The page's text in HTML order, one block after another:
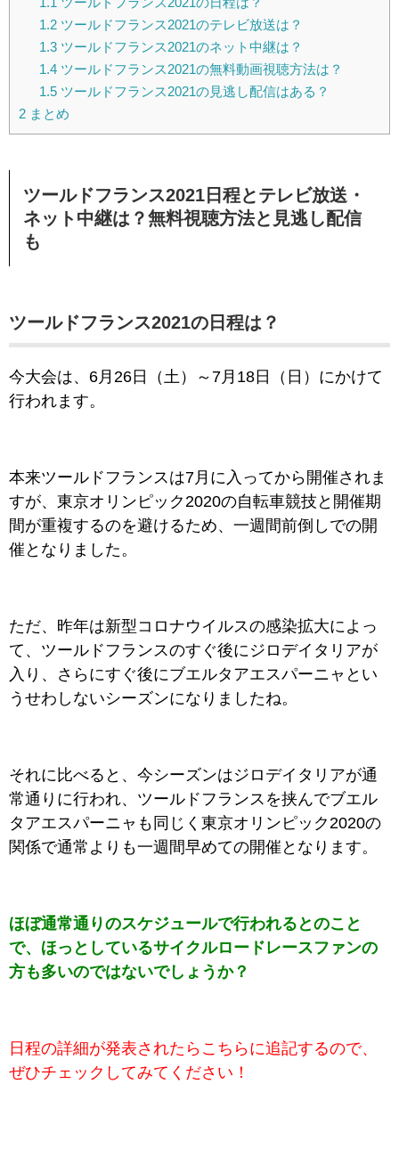
1.2ツールドフランス2021のテレビ放送は？
1.3ツールドフランス2021のネット中継は？
1.4ツールドフランス2021の無料動画視聴方法は？
1.5ツールドフランス2021の見逃し配信はある？
2 まとめ
ツールドフランス2021日程とテレビ放送・
ネット中継は？無料視聴方法と見逃し配信
も
ツールドフランス2021の日程は？
今大会は、6月26日（土）～7月18日（日）にかけて
行われます。
本来ツールドフランスは7月に入ってから開催されま
すが、東京オリンピック2020の自転車競技と開催期
間が重複するのを避けるため、一週間前倒しでの開
催となりました。
ただ、昨年は新型コロナウイルスの感染拡大によっ
て、ツールドフランスのすぐ後にジロデイタリアが
入り、さらにすぐ後にブエルタアエスパーニャとい
うせわしないシーズンになりましたね。
それに比べると、今シーズンはジロデイタリアが通
常通りに行われ、ツールドフランスを挟んでブエル
タアエスパーニャも同じく東京オリンピック2020の
関係で通常よりも一週間早めての開催となります。
ほぼ通常通りのスケジュールで行われるとのこと
で、ほっとしているサイクルロードレースファンの
方も多いのではないでしょうか？
日程の詳細が発表されたらこちらに追記するので、
ぜひチェックしてみてください！